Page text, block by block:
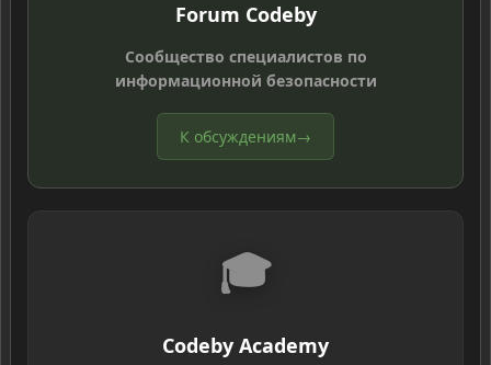
Forum Codeby
Сообщество специалистов по
информационной безопасности
К обсуждениям→
🎓
Codeby Academy